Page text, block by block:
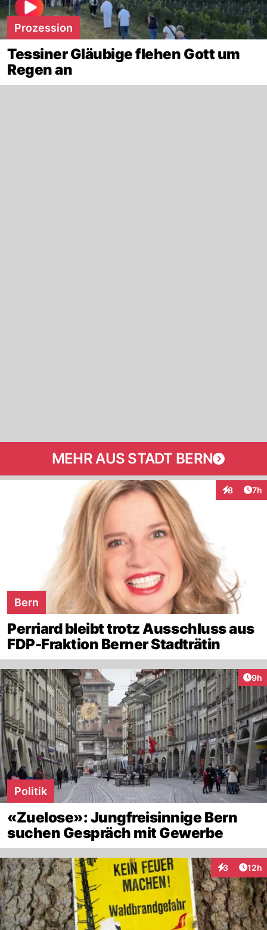
Prozession
Tessiner Gläubige flehen Gott um
Regen an
MEHR AUS STADT BERN
8 7h
Bern
Perriard bleibt trotz Ausschluss aus
FDP-Fraktion Berner Stadträtin
9h
Politik
«Zuelose»: Jungfreisinnige Bern
suchen Gespräch mit Gewerbe
3
Interaktionen
12h